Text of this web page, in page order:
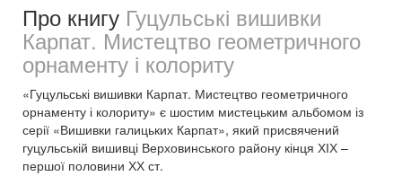
Про книгу Гуцульські вишивки
Карпат. Мистецтво геометричного
орнаменту і колориту
«Гуцульські вишивки Карпат. Мистецтво геометричного
орнаменту і колориту» є шостим мистецьким альбомом із
серії «Вишивки галицьких Карпат», який присвячений
гуцульській вишивці Верховинського району кінця ХІХ –
першої половини ХХ ст.